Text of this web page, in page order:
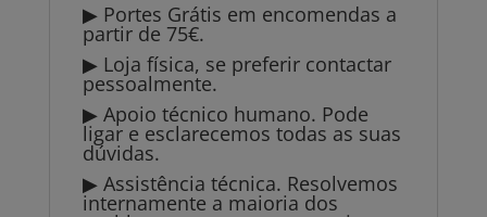
▶ Portes Grátis em encomendas a
partir de 75€.
▶ Loja física, se preferir contactar
pessoalmente.
▶ Apoio técnico humano. Pode
ligar e esclarecemos todas as suas
dúvidas.
▶ Assistência técnica. Resolvemos
internamente a maioria dos